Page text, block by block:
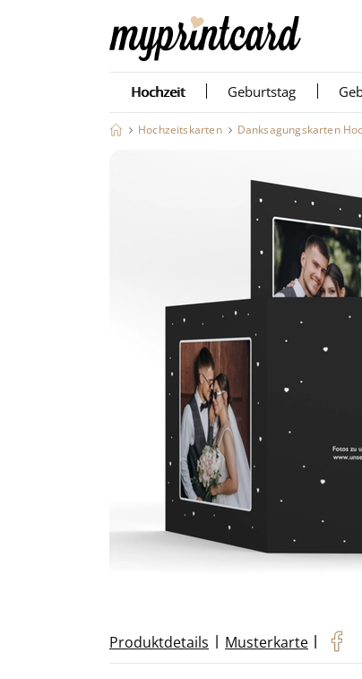
Hochzeit Geburtstag
Hochzeitskarten Danksagungskarten
Produktdetails | Musterkarte |